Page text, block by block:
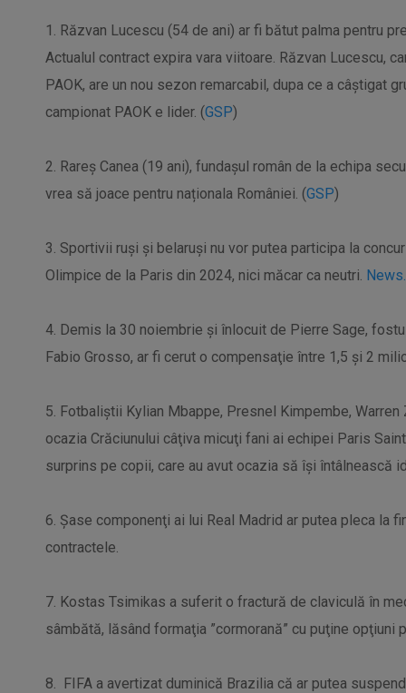
1. Răzvan Lucescu (54 de ani) ar fi bătut palma pentru
Actualul contract expira vara viitoare. Răzvan Lucescu,
PAOK, are un nou sezon remarcabil, dupa ce a câștigat
campionat PAOK e lider. (GSP)
2. Rareș Canea (19 ani), fundașul român de la echipa
vrea să joace pentru naționala României. (GSP)
3. Sportivii ruşi şi belaruşi nu vor putea participa la
Olimpice de la Paris din 2024, nici măcar ca neutri.
4. Demis la 30 noiembrie şi înlocuit de Pierre Sage,
Fabio Grosso, ar fi cerut o compensaţie între 1,5 şi 2
5. Fotbaliştii Kylian Mbappe, Presnel Kimpembe,
ocazia Crăciunului câţiva micuţi fani ai echipei Paris
surprins pe copii, care au avut ocazia să își întâlnească
6. Şase componenţi ai lui Real Madrid ar putea pleca la
contractele.
7. Kostas Tsimikas a suferit o fractură de claviculă în
sâmbătă, lăsând formaţia ”cormorană” cu puţine
8. FIFA a avertizat duminică Brazilia că ar putea